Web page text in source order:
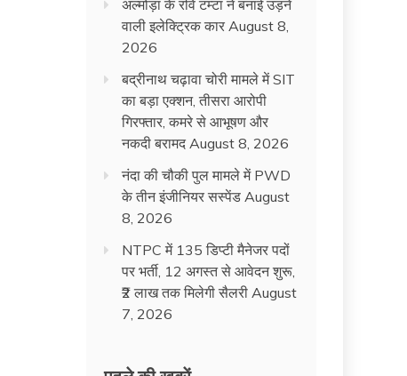
अल्मोड़ा के रवि टम्टा ने बनाई उड़ने
वाली इलेक्ट्रिक कार August 8,
2026
बद्रीनाथ चढ़ावा चोरी मामले में SIT
का बड़ा एक्शन, तीसरा आरोपी
गिरफ्तार, कमरे से आभूषण और
नकदी बरामद August 8, 2026
नंदा की चौकी पुल मामले में PWD
के तीन इंजीनियर सस्पेंड August
8, 2026
NTPC में 135 डिप्टी मैनेजर पदों
पर भर्ती, 12 अगस्त से आवेदन शुरू,
₹2 लाख तक मिलेगी सैलरी August
7, 2026